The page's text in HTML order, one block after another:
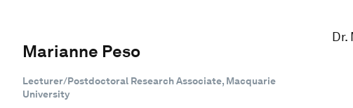
Marianne Peso
Lecturer/Postdoctoral Research Associate, Macquarie
University
Dr.